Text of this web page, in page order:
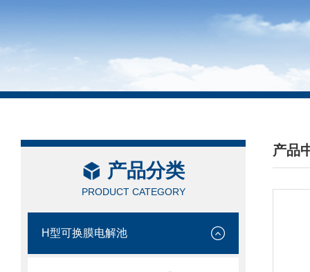
产品分类
PRODUCT CATEGORY
H型可换膜电解池
产品
/